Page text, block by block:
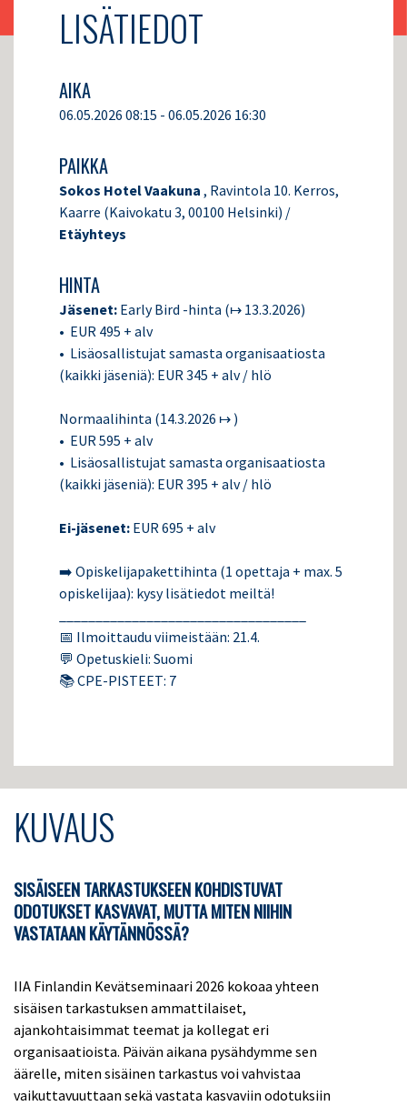
LISÄTIEDOT
AIKA
06.05.2026 08:15 - 06.05.2026 16:30
PAIKKA
Sokos Hotel Vaakuna , Ravintola 10. Kerros,
Kaarre (Kaivokatu 3, 00100 Helsinki) /
Etäyhteys
HINTA
Jäsenet: Early Bird -hinta (↦ 13.3.2026)
• EUR 495 + alv
• Lisäosallistujat samasta organisaatiosta
(kaikki jäseniä): EUR 345 + alv / hlö
Normaalihinta (14.3.2026 ↦ )
• EUR 595 + alv
• Lisäosallistujat samasta organisaatiosta
(kaikki jäseniä): EUR 395 + alv / hlö
Ei-jäsenet: EUR 695 + alv
➡️ Opiskelijapakettihinta (1 opettaja + max. 5
opiskelijaa): kysy lisätiedot meiltä!
📅 Ilmoittaudu viimeistään: 21.4.
💬 Opetuskieli: Suomi
📚 CPE-PISTEET: 7
KUVAUS
SISÄISEEN TARKASTUKSEEN KOHDISTUVAT
ODOTUKSET KASVAVAT, MUTTA MITEN NIIHIN
VASTATAAN KÄYTÄNNÖSSÄ?
IIA Finlandin Kevätseminaari 2026 kokoaa yhteen
sisäisen tarkastuksen ammattilaiset,
ajankohtaisimmat teemat ja kollegat eri
organisaatioista. Päivän aikana pysähdymme sen
äärelle, miten sisäinen tarkastus voi vahvistaa
vaikuttavuuttaan sekä vastata kasvaviin odotuksiin